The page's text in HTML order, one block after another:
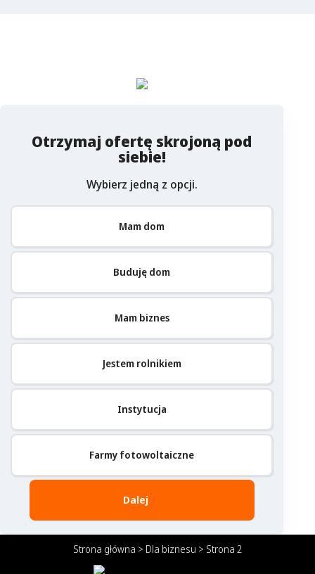
Otrzymaj ofertę skrojoną pod
siebie!
Wybierz jedną z opcji.
Mam dom
Buduję dom
Mam biznes
Jestem rolnikiem
Instytucja
Farmy fotowoltaiczne
Dalej
Strona główna > Dla biznesu > Strona 2